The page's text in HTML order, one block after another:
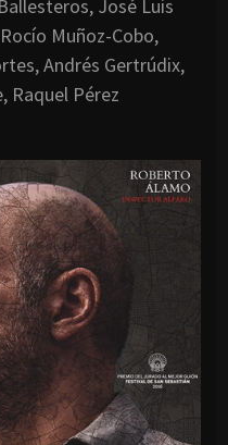
José Luis
Muñoz-Cobo,
Andrés Gertrúdix,
Raquel Pérez